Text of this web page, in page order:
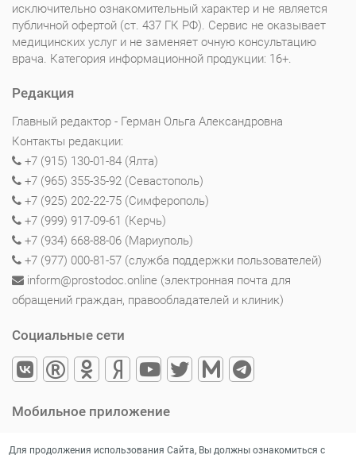
исключительно ознакомительный характер и не является
публичной офертой (ст. 437 ГК РФ). Сервис не оказывает
медицинских услуг и не заменяет очную консультацию
врача. Категория информационной продукции: 16+.
Редакция
Главный редактор - Герман Ольга Александровна
Контакты редакции:
+7 (915) 130-01-84 (Ялта)
+7 (965) 355-35-92 (Севастополь)
+7 (925) 202-22-75 (Симферополь)
+7 (999) 917-09-61 (Керчь)
+7 (934) 668-88-06 (Мариуполь)
+7 (977) 000-81-57 (служба поддержки пользователей)
inform@prostodoc.online (электронная почта для
обращений граждан, правообладателей и клиник)
Социальные сети
Мобильное приложение
Для продолжения использования Сайта, Вы должны ознакомиться с